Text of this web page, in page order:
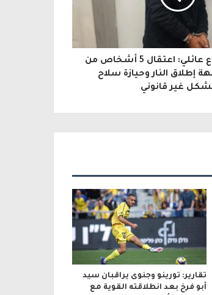
على خلفية نزاع عائلي: اعتقال 5 أشخاص من
إطلاق النار وحيازة سلاح
غير قانوني
تقارير: تورينو وجنوى يراقبان سيد
أبو فرخ بعد انطلاقته القوية مع